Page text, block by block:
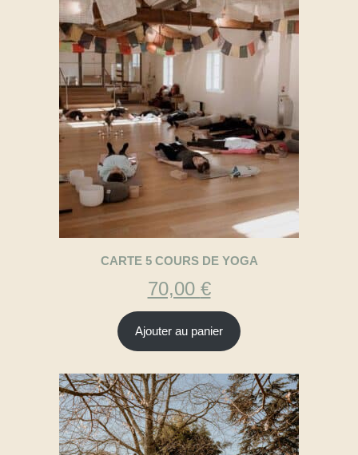
CARTE 5 COURS DE YOGA
70,00 €
Ajouter au panier